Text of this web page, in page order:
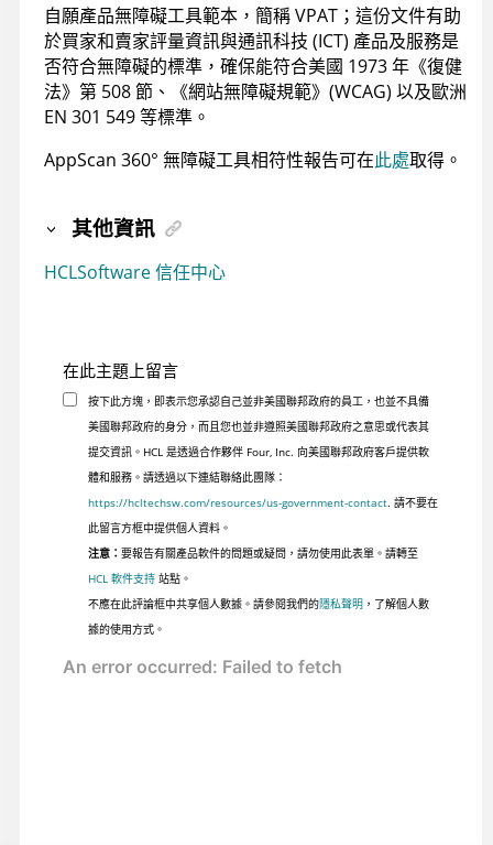
自願產品無障礙工具範本，簡稱 VPAT；這份文件有助
於買家和賣家評量資訊與通訊科技 (ICT) 產品及服務是
否符合無障礙的標準，確保能符合美國 1973 年《復健
法》第 508 節、《網站無障礙規範》(WCAG) 以及歐洲
EN 301 549 等標準。
AppScan 360° 無障礙工具相符性報告可在此處取得。
其他資訊
HCLSoftware 信任中心
在此主題上留言
按下此方塊，即表示您承認自己並非美國聯邦政府的員工，也並不具備
美國聯邦政府的身分，而且您也並非遵照美國聯邦政府之意思或代表其
提交資訊。HCL 是透過合作夥伴 Four, Inc. 向美國聯邦政府客戶提供軟
體和服務。請透過以下連結聯絡此團隊：
https://hcltechsw.com/resources/us-government-contact. 請不要在
此留言方框中提供個人資料。
注意： 要報告有關產品軟件的問題或疑問，請勿使用此表單。請轉至
HCL 軟件支持站點。
不應在此評論框中共享個人數據。請參閱我們的隱私聲明，了解個人數
據的使用方式。